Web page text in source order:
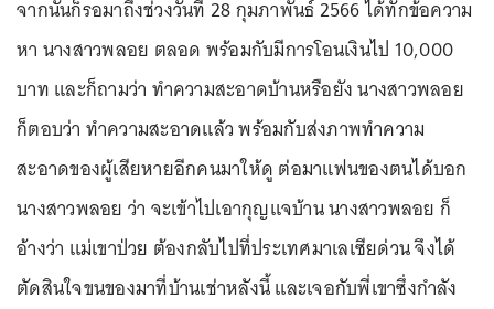
จากนั้นก็รอมาถึงช่วงวันที่ 28 กุมภาพันธ์ 2566 ได้ทักข้อความ
หา นางสาวพลอย ตลอด พร้อมกับมีการโอนเงินไป 10,000
บาท และก็ถามว่า ทำความสะอาดบ้านหรือยัง นางสาวพลอย
ก็ตอบว่า ทำความสะอาดแล้ว พร้อมกับส่งภาพทำความ
สะอาดของผู้เสียหายอีกคนมาให้ดู ต่อมาแฟนของตนได้บอก
นางสาวพลอย ว่า จะเข้าไปเอากุญแจบ้าน นางสาวพลอย ก็
อ้างว่า แม่เขาป่วย ต้องกลับไปที่ประเทศมาเลเซียด่วน จึงได้
ตัดสินใจขนของมาที่บ้านเช่าหลังนี้ และเจอกับพี่เขาซึ่งกำลัง